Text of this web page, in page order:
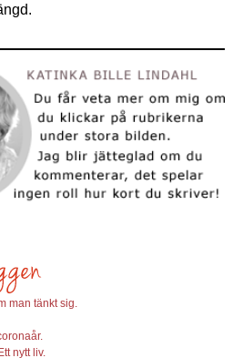
man tänkt sig.
nytt liv.